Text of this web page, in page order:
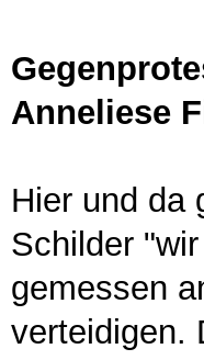
Anneliese
Hier und da
Schilder
gemessen
verteidigen.